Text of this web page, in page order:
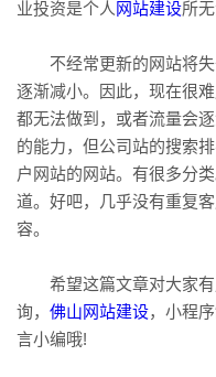
业投资是个人 网站建设所
不经常更新的网站将失
逐渐减小。因此，现在很
都无法做到，或者流量会
的能力，但公司站的搜索
户网站的网站。有很多分
道。好吧，几乎没有重复
容。
希望这篇文章对大家有
询， 佛山网站建设，小程
言小编哦!